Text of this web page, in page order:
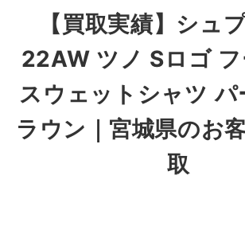
【買取実績】シュ
22AW ツノ Sロゴ
スウェットシャツ パ
ラウン ｜宮城県のお
取